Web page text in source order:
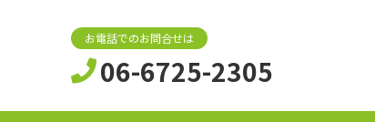
お電話でのお問合せは
06-6725-2305